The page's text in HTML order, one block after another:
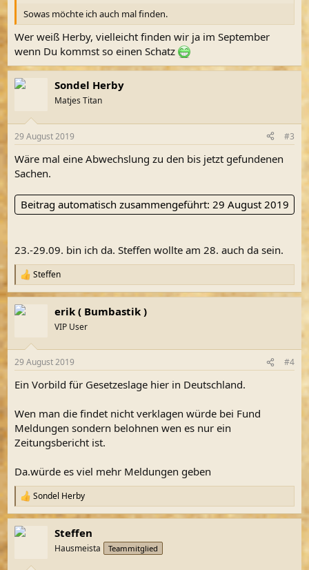
Sowas möchte ich auch mal finden.
Wer weiß Herby, vielleicht finden wir ja im September
wenn Du kommst so einen Schatz
Sondel Herby
Matjes Titan
29 August 2019 #3
Wäre mal eine Abwechslung zu den bis jetzt gefundenen
Sachen.
Beitrag automatisch zusammengeführt: 29 August 2019
23.-29.09. bin ich da. Steffen wollte am 28. auch da sein.
R
e
a
k
e
:
Steffen
erik ( Bumbastik )
VIP User
29 August 2019 #4
Ein Vorbild für Gesetzeslage hier in Deutschland.
Wen man die findet nicht verklagen würde bei Fund
Meldungen sondern belohnen wen es nur ein
Zeitungsbericht ist.
Da.würde es viel mehr Meldungen geben
R
e
a
k
Sondel Herby
Steffen
Hausmeista Teammitglied